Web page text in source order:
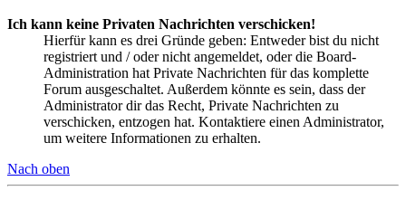
Ich kann keine Privaten Nachrichten verschicken!
Hierfür kann es drei Gründe geben: Entweder bist du nicht
registriert und / oder nicht angemeldet, oder die Board-
Administration hat Private Nachrichten für das komplette
Forum ausgeschaltet. Außerdem könnte es sein, dass der
Administrator dir das Recht, Private Nachrichten zu
verschicken, entzogen hat. Kontaktiere einen Administrator,
um weitere Informationen zu erhalten.
Nach oben